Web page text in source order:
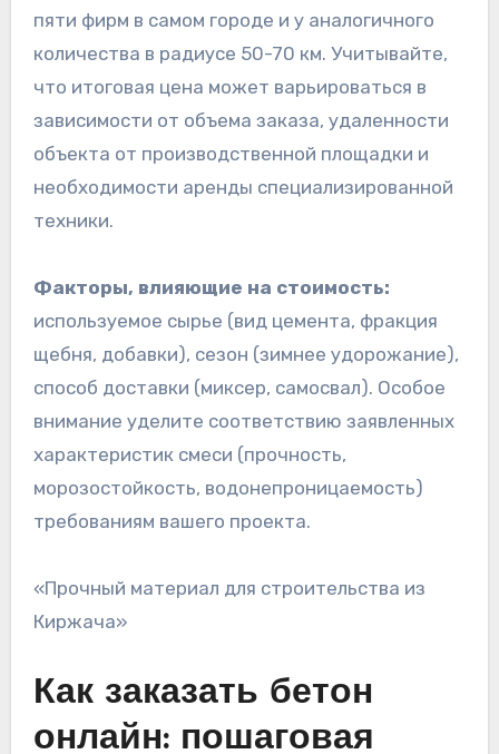
пяти фирм в самом городе и у аналогичного
количества в радиусе 50-70 км. Учитывайте,
что итоговая цена может варьироваться в
зависимости от объема заказа, удаленности
объекта от производственной площадки и
необходимости аренды специализированной
техники.
Факторы, влияющие на стоимость:
используемое сырье (вид цемента, фракция
щебня, добавки), сезон (зимнее удорожание),
способ доставки (миксер, самосвал). Особое
внимание уделите соответствию заявленных
характеристик смеси (прочность,
морозостойкость, водонепроницаемость)
требованиям вашего проекта.
«Прочный материал для строительства из
Киржача»
Как заказать бетон
онлайн: пошаговая